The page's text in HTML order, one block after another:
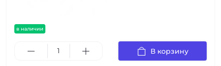
в наличии
В корзину